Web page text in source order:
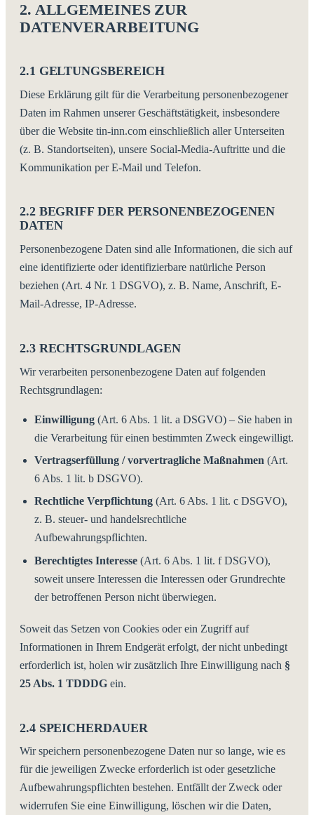
2. ALLGEMEINES ZUR
DATENVERARBEITUNG
2.1 GELTUNGSBEREICH
Diese Erklärung gilt für die Verarbeitung personenbezogener
Daten im Rahmen unserer Geschäftstätigkeit, insbesondere
über die Website tin-inn.com einschließlich aller Unterseiten
(z. B. Standortseiten), unsere Social-Media-Auftritte und die
Kommunikation per E-Mail und Telefon.
2.2 BEGRIFF DER PERSONENBEZOGENEN
DATEN
Personenbezogene Daten sind alle Informationen, die sich auf
eine identifizierte oder identifizierbare natürliche Person
beziehen (Art. 4 Nr. 1 DSGVO), z. B. Name, Anschrift, E-
Mail-Adresse, IP-Adresse.
2.3 RECHTSGRUNDLAGEN
Wir verarbeiten personenbezogene Daten auf folgenden
Rechtsgrundlagen:
Einwilligung(Art. 6 Abs. 1 lit. a DSGVO) – Sie haben in
die Verarbeitung für einen bestimmten Zweck eingewilligt.
Vertragserfüllung / vorvertragliche Maßnahmen (Art.
6 Abs. 1 lit. b DSGVO).
Rechtliche Verpflichtung(Art. 6 Abs. 1 lit. c DSGVO),
z. B. steuer- und handelsrechtliche
Aufbewahrungspflichten.
Berechtigtes Interesse(Art. 6 Abs. 1 lit. f DSGVO),
soweit unsere Interessen die Interessen oder Grundrechte
der betroffenen Person nicht überwiegen.
Soweit das Setzen von Cookies oder ein Zugriff auf
Informationen in Ihrem Endgerät erfolgt, der nicht unbedingt
erforderlich ist, holen wir zusätzlich Ihre Einwilligung nach §
25 Abs. 1 TDDDG ein.
2.4 SPEICHERDAUER
Wir speichern personenbezogene Daten nur so lange, wie es
für die jeweiligen Zwecke erforderlich ist oder gesetzliche
Aufbewahrungspflichten bestehen. Entfällt der Zweck oder
widerrufen Sie eine Einwilligung, löschen wir die Daten,